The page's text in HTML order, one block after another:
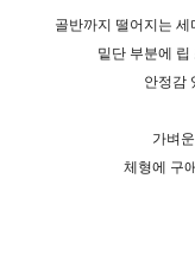
골반까지 떨어지는
밑단 부분에 립
안정감
가벼
체형에 구